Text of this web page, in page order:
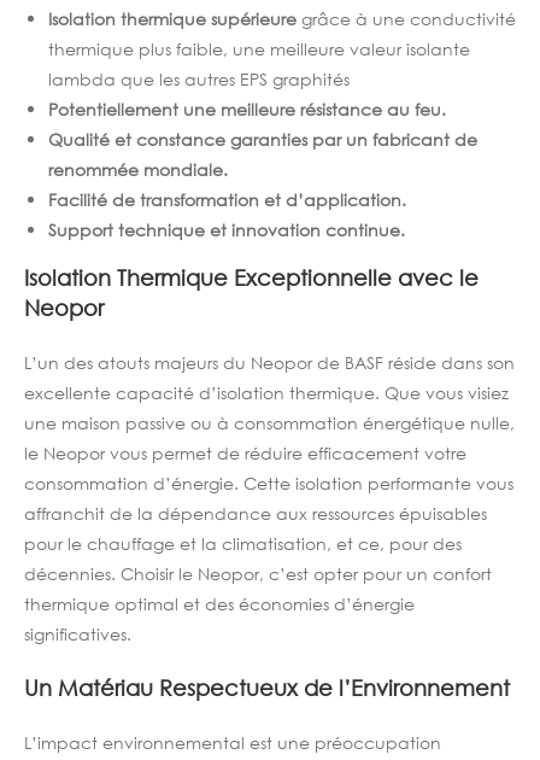
Isolation thermique supérieure grâce à une conductivité
thermique plus faible, une meilleure valeur isolante
lambda que les autres EPS graphités
Potentiellement une meilleure résistance au feu.
Qualité et constance garanties par un fabricant de
renommée mondiale.
Facilité de transformation et d’application.
Support technique et innovation continue.
Isolation Thermique Exceptionnelle avec le
Neopor
L’un des atouts majeurs du Neopor de BASF réside dans son
excellente capacité d’isolation thermique. Que vous visiez
une maison passive ou à consommation énergétique nulle,
le Neopor vous permet de réduire efficacement votre
consommation d’énergie. Cette isolation performante vous
affranchit de la dépendance aux ressources épuisables
pour le chauffage et la climatisation, et ce, pour des
décennies. Choisir le Neopor, c’est opter pour un confort
thermique optimal et des économies d’énergie
significatives.
Un Matériau Respectueux de l’Environnement
L’impact environnemental est une préoccupation